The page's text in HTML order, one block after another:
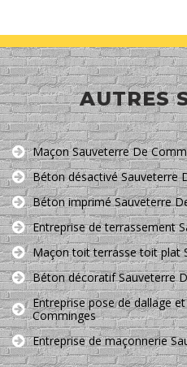
AUTRES
Maçon Sauveterre De
Béton désactivé Sauveterre
Béton imprimé Sauveterre
Entreprise de terrassement
Maçon toit terrasse toit plat
Béton décoratif Sauveterre
Entreprise pose de dallage
Comminges
Entreprise de maçonnerie